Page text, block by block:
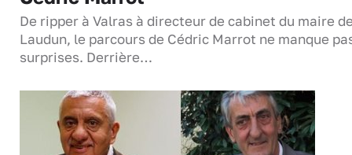
De ripper à Valras à directeur de cabinet du maire
Laudun, le parcours de Cédric Marrot ne manque
surprises. Derrière…